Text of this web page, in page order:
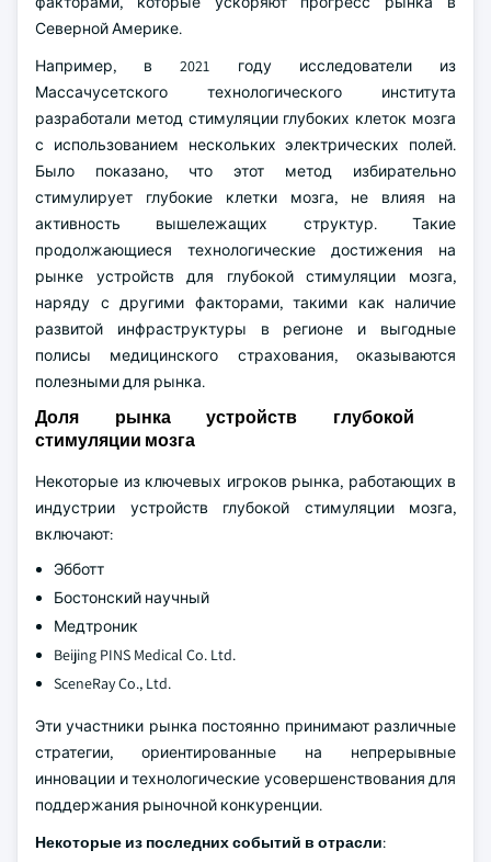
Северной Америке.
Например, в 2021 году исследователи из
Массачусетского технологического института
разработали метод стимуляции глубоких клеток мозга
с использованием нескольких электрических полей.
Было показано, что этот метод избирательно
стимулирует глубокие клетки мозга, не влияя на
активность вышележащих структур. Такие
продолжающиеся технологические достижения на
рынке устройств для глубокой стимуляции мозга,
наряду с другими факторами, такими как наличие
развитой инфраструктуры в регионе и выгодные
полисы медицинского страхования, оказываются
полезными для рынка.
Доля рынка устройств глубокой
стимуляции мозга
Некоторые из ключевых игроков рынка, работающих в
индустрии устройств глубокой стимуляции мозга,
включают:
Эбботт
Бостонский научный
Медтроник
Beijing PINS Medical Co. Ltd.
SceneRay Co., Ltd.
Эти участники рынка постоянно принимают различные
стратегии, ориентированные на непрерывные
инновации и технологические усовершенствования для
поддержания рыночной конкуренции.
Некоторые из последних событий в отрасли: